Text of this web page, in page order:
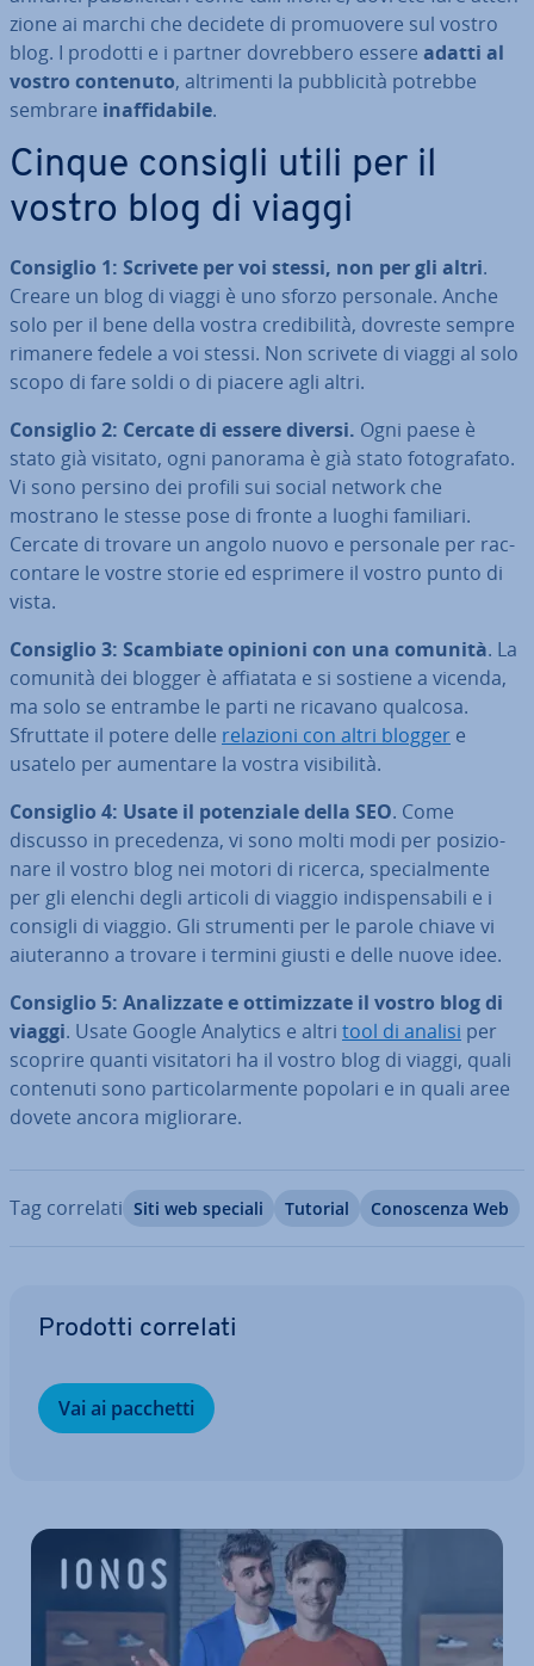
zio­ne ai marchi che decidete di pro­muo­ve­re sul vostro
blog. I prodotti e i partner do­vreb­be­ro essere adatti al
vostro contenuto, al­tri­men­ti la pub­bli­ci­tà potrebbe
sembrare inaf­fi­da­bi­le.
Cinque consigli utili per il
vostro blog di viaggi
Consiglio 1: Scrivete per voi stessi, non per gli altri.
Creare un blog di viaggi è uno sforzo personale. Anche
solo per il bene della vostra cre­di­bi­li­tà, dovreste sempre
rimanere fedele a voi stessi. Non scrivete di viaggi al solo
scopo di fare soldi o di piacere agli altri.
Consiglio 2: Cercate di essere diversi. Ogni paese è
stato già visitato, ogni panorama è già stato fo­to­gra­fa­to.
Vi sono persino dei profili sui social network che
mostrano le stesse pose di fronte a luoghi familiari.
Cercate di trovare un angolo nuovo e personale per rac­
con­ta­re le vostre storie ed esprimere il vostro punto di
vista.
Consiglio 3: Scambiate opinioni con una comunità. La
comunità dei blogger è affiatata e si sostiene a vicenda,
ma solo se entrambe le parti ne ricavano qualcosa.
Sfruttate il potere delle relazioni con altri blogger e
usatelo per aumentare la vostra vi­si­bi­li­tà.
Consiglio 4: Usate il po­ten­zia­le della SEO. Come
discusso in pre­ce­den­za, vi sono molti modi per po­si­zio­
na­re il vostro blog nei motori di ricerca, spe­cial­men­te
per gli elenchi degli articoli di viaggio in­di­spen­sa­bi­li e i
consigli di viaggio. Gli strumenti per le parole chiave vi
aiu­te­ran­no a trovare i termini giusti e delle nuove idee.
Consiglio 5: Ana­liz­za­te e ot­ti­miz­za­te il vostro blog di
viaggi. Usate Google Analytics e altri tool di analisi per
scoprire quanti vi­si­ta­to­ri ha il vostro blog di viaggi, quali
contenuti sono par­ti­co­lar­men­te popolari e in quali aree
dovete ancora mi­glio­ra­re.
Tag correlati Siti web speciali Tutorial Co­no­scen­za Web
Prodotti correlati
Vai ai pacchetti